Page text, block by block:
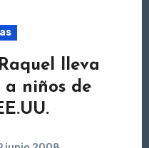
lleva
a niños de